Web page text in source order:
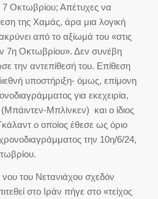
7 Οκτωβρίου; Απέτυχες να
της Χαμάς, άρα μια λογική
από το αξίωμά του «στις
7η Οκτωβρίου». Δεν συνέβη
την αντεπίθεσή του. Επίθεση
υποστήριξη- όμως, επίμονη
για εκεχειρία,
Μπλίνκεν) και ο ίδιος
ο οποίος έθεσε ως όριο
χρονοδιαγράμματος την 10η/6/24,
του Νετανιάχου σχεδόν
στο Ιράν πήγε στο «τείχος